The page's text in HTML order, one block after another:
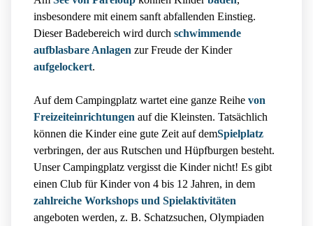
insbesondere mit einem sanft abfallenden Einstieg.
Dieser Badebereich wird durch schwimmende
aufblasbare Anlagen zur Freude der Kinder
aufgelockert.
Auf dem Campingplatz wartet eine ganze Reihe von
Freizeiteinrichtungen auf die Kleinsten. Tatsächlich
können die Kinder eine gute Zeit auf demSpielplatz
verbringen, der aus Rutschen und Hüpfburgen besteht.
Unser Campingplatz vergisst die Kinder nicht! Es gibt
einen Club für Kinder von 4 bis 12 Jahren, in dem
zahlreiche Workshops und Spielaktivitäten
angeboten werden, z. B. Schatzsuchen, Olympiaden